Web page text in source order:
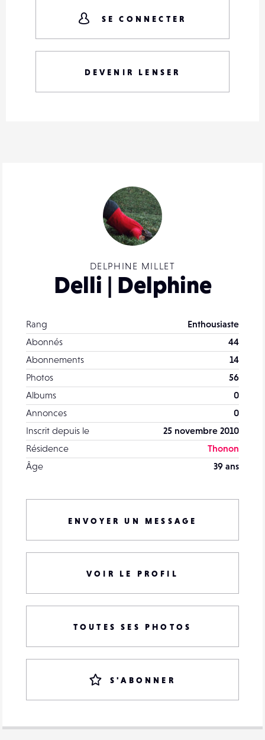
DELPHINE MILLET
Delli | Delphine
Rang
Enthousiaste
Abonnés
44
Abonnements
14
Photos
56
Albums
0
Annonces
0
Inscrit depuis le
25 novembre 2010
Résidence
Thonon
Âge
39 ans
ENVOYER UN MESSAGE
VOIR LE PROFIL
TOUTES SES PHOTOS
S'ABONNER
SE CONNECTER
DEVENIR LENSER